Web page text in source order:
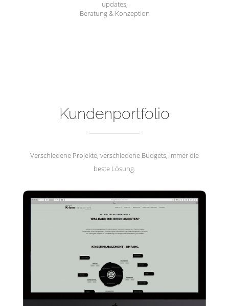
updates,
Beratung & Konzeption
Kundenportfolio
Verschiedene Projekte, verschiedene Budgets, immer die
beste Lösung.